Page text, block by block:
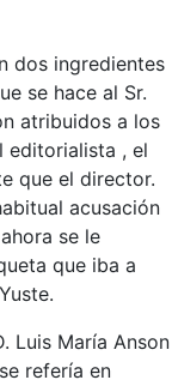
dos ingredientes
se hace al Sr.
atribuidos a los
editorialista , el
que el director.
acusación
se le
que iba a
Luis María Anson
refería en